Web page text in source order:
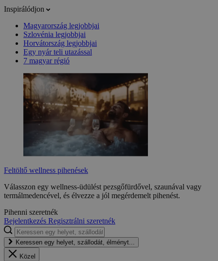
Inspirálódjon
Magyarország legjobbjai
Szlovénia legjobbjai
Horvátország legjobbjai
Egy nyár teli utazással
7 magyar régió
Feltöltő wellness pihenések
Válasszon egy wellness-üdülést pezsgőfürdővel, szaunával vagy
termálmedencével, és élvezze a jól megérdemelt pihenést.
Pihenni szeretnék
Bejelentkezés Regisztrálni szeretnék
Keressen egy helyet, szállodát, élményt...
Közel